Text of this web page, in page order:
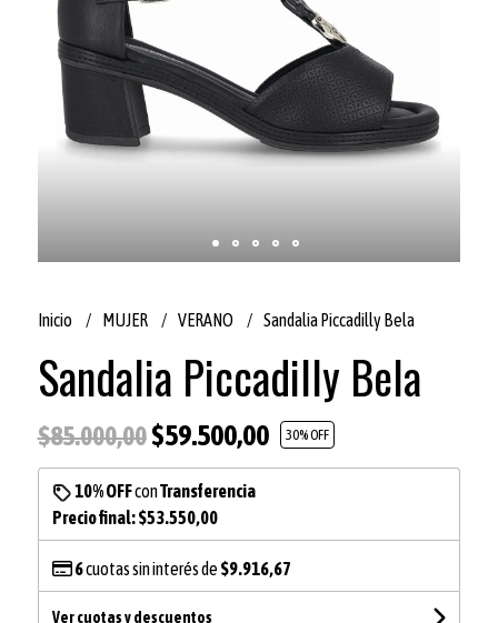
Inicio MUJER VERANO Sandalia Piccadilly Bela
Sandalia Piccadilly Bela
$85.000,00$59.500,00 30% OFF
10% OFFconTransferencia
Precio final:$53.550,00
6cuotas sin interés de $9.916,67
Ver cuotas y descuentos